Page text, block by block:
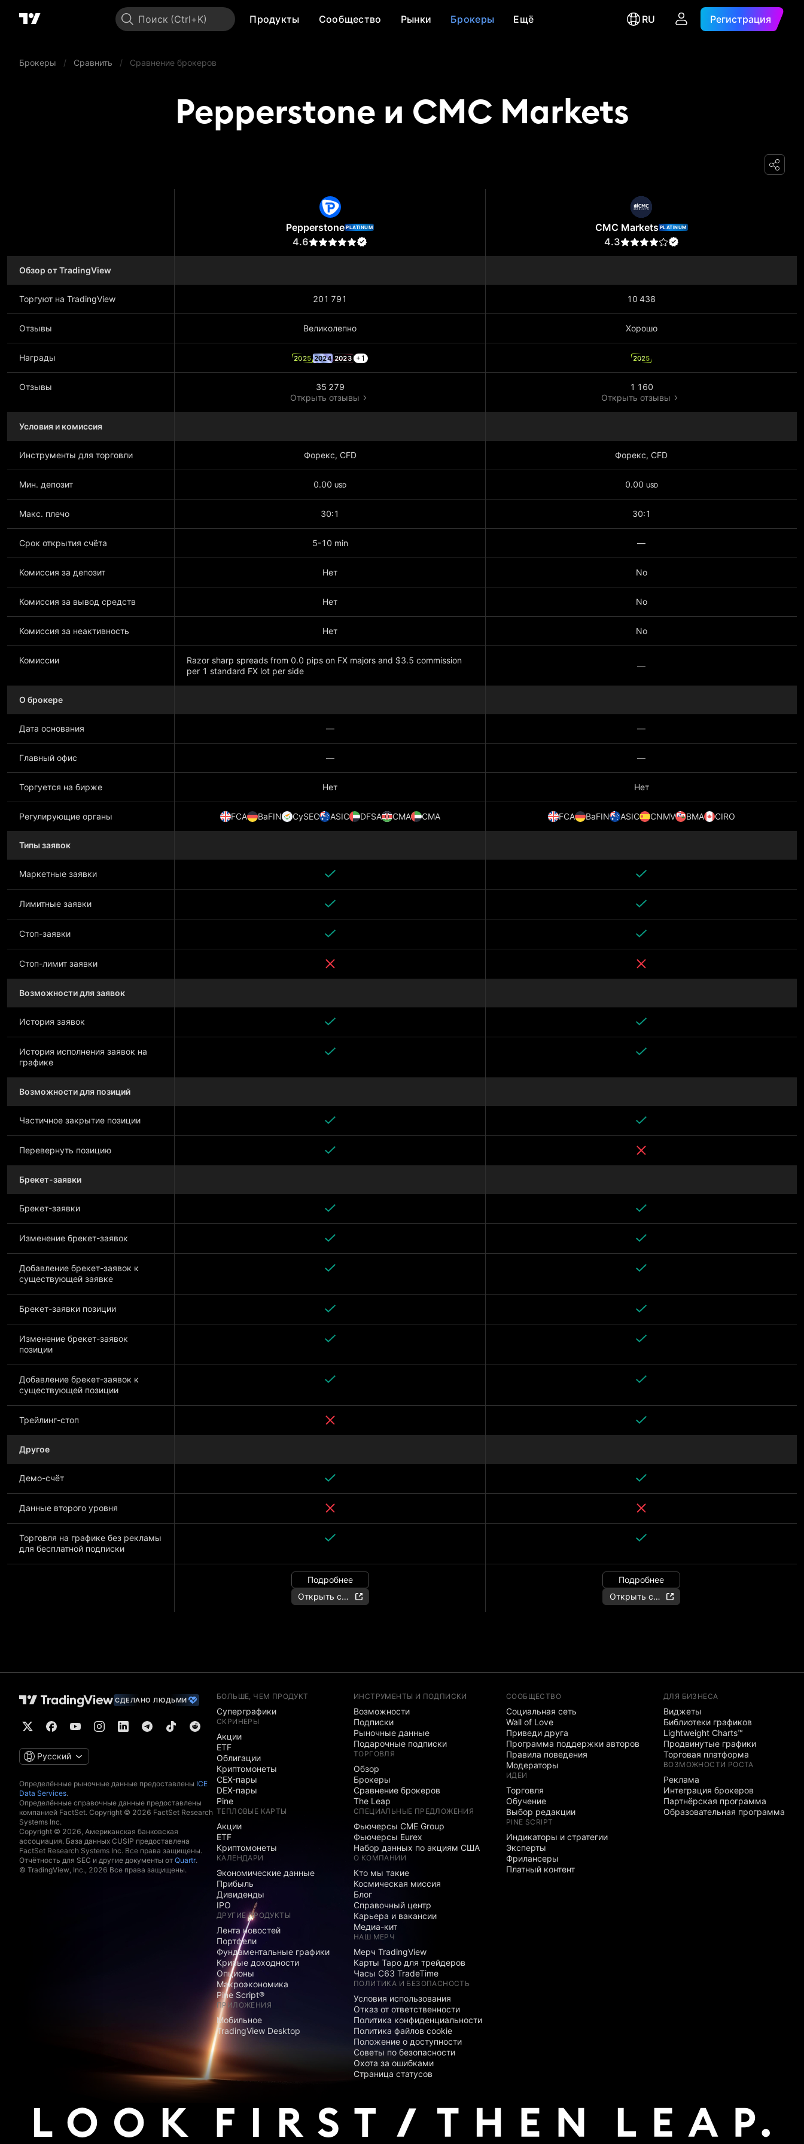
Поиск Продукты Сообщество Рынки Брокеры Ещё RU Регистрация
Брокеры / Сравнить / Сравнение брокеров
Pepperstone и CMC Markets
Pepperstone PLATINUM
4.6
CMC Markets PLATINUM
4.3
Обзор от TradingView
Торгуют на TradingView 201 791 10 438
Отзывы Великолепно Хорошо
Награды 2025 2024 2023 +1 2025
Отзывы
35 279
Открыть отзывы
1 160
Открыть отзывы
Условия и комиссия
Инструменты для торговли Форекс, CFD Форекс, CFD
Мин. депозит 0.00 USD 0.00 USD
Макс. плечо 30:1 30:1
Срок открытия счёта 5-10 min —
Комиссия за депозит Нет No
Комиссия за вывод средств Нет No
Комиссия за неактивность Нет No
Комиссии
Razor sharp spreads from 0.0 pips on FX majors and $3.5 commission
per 1 standard FX lot per side
—
О брокере
Дата основания — —
Главный офис — —
Торгуется на бирже Нет Нет
Регулирующие органы FCA BaFIN CySEC ASIC DFSA CMA CMA FCA BaFIN ASIC CNMV BMA CIRO
Типы заявок
Маркетные заявки
Лимитные заявки
Стоп-заявки
Стоп-лимит заявки
Возможности для заявок
История заявок
История исполнения заявок на
графике
Возможности для позиций
Частичное закрытие позиции
Перевернуть позицию
Брекет-заявки
Брекет-заявки
Изменение брекет-заявок
Добавление брекет-заявок к
существующей заявке
Брекет-заявки позиции
Изменение брекет-заявок
позиции
Добавление брекет-заявок к
существующей позиции
Трейлинг-стоп
Другое
Демо-счёт
Данные второго уровня
Торговля на графике без рекламы
для бесплатной подписки
Подробнее
Открыть счёт
Подробнее
Открыть счёт
СДЕЛАНО ЛЮДЬМИ
Русский
Определённые рыночные данные предоставлены ICE
Data Services.
Определённые справочные данные предоставлены
компанией FactSet. Copyright © 2026 FactSet Research
Systems Inc.
Copyright © 2026, Американская банковская
ассоциация. База данных CUSIP предоставлена
FactSet Research Systems Inc. Все права защищены.
Отчётность для SEC и другие документы от Quartr.
© TradingView, Inc., 2026 Все права защищены.
БОЛЬШЕ, ЧЕМ ПРОДУКТ
Суперграфики
СКРИНЕРЫ
Акции
ETF
Облигации
Криптомонеты
CEX-пары
DEX-пары
Pine
ТЕПЛОВЫЕ КАРТЫ
Акции
ETF
Криптомонеты
КАЛЕНДАРИ
Экономические данные
Прибыль
Дивиденды
IPO
ДРУГИЕ ПРОДУКТЫ
Лента новостей
Портфели
Фундаментальные графики
Кривые доходности
Опционы
Макроэкономика
Pine Script®
ПРИЛОЖЕНИЯ
Мобильное
TradingView Desktop
ИНСТРУМЕНТЫ И ПОДПИСКИ
Возможности
Подписки
Рыночные данные
Подарочные подписки
ТОРГОВЛЯ
Обзор
Брокеры
Сравнение брокеров
The Leap
СПЕЦИАЛЬНЫЕ ПРЕДЛОЖЕНИЯ
Фьючерсы CME Group
Фьючерсы Eurex
Набор данных по акциям США
О КОМПАНИИ
Кто мы такие
Космическая миссия
Блог
Справочный центр
Карьера и вакансии
Медиа-кит
НАШ МЕРЧ
Мерч TradingView
Карты Таро для трейдеров
Часы C63 TradeTime
ПОЛИТИКА И БЕЗОПАСНОСТЬ
Условия использования
Отказ от ответственности
Политика конфиденциальности
Политика файлов cookie
Положение о доступности
Советы по безопасности
Охота за ошибками
Страница статусов
СООБЩЕСТВО
Социальная сеть
Wall of Love
Приведи друга
Программа поддержки авторов
Правила поведения
Модераторы
ИДЕИ
Торговля
Обучение
Выбор редакции
PINE SCRIPT
Индикаторы и стратегии
Эксперты
Фрилансеры
Платный контент
ДЛЯ БИЗНЕСА
Виджеты
Библиотеки графиков
Lightweight Charts™
Продвинутые графики
Торговая платформа
ВОЗМОЖНОСТИ РОСТА
Реклама
Интеграция брокеров
Партнёрская программа
Образовательная программа